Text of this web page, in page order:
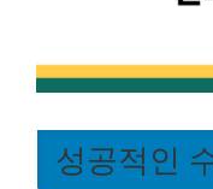
성공적인